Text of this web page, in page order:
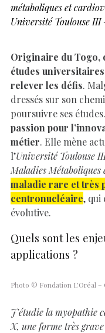
métaboliques et
Université Toulouse III
Originaire du Togo,
études
relever les défis.
dressés sur son
poursuivre ses
passion pour
métier. Elle mène
l’Université Toulouse
Maladies
maladie rare et très
centronucléaire, qui
évolutive.
Quels sont les
applications ?
Photo © Fondation L’Oréal –
J’étudie la myopathie
X, une forme très